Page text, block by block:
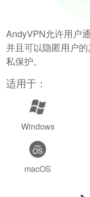
AndyVPN允许用户
并且可以隐匿用户
私保护。
适用于：
Windows
macOS